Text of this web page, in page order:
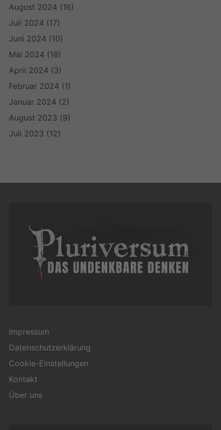
August 2024 (16)
Juli 2024 (17)
Juni 2024 (10)
Mai 2024 (18)
April 2024 (3)
Februar 2024 (1)
Januar 2024 (2)
August 2023 (9)
Juli 2023 (12)
Impressum
Datenschutzerklärung
Cookie-Einstellungen
Kontakt
Über uns